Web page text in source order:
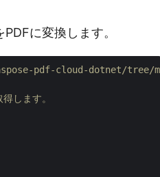
に変換します。
pdf-cloud-dotnet/tree/
します。